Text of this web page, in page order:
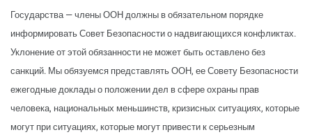
Государства — члены ООН должны в обязательном порядке
информировать Совет Безопасности о надвигающихся конфликтах.
Уклонение от этой обязанности не может быть оставлено без
санкций. Мы обязуемся представлять ООН, ее Совету Безопасности
ежегодные доклады о положении дел в сфере охраны прав
человека, национальных меньшинств, кризисных ситуациях, которые
могут при ситуациях, которые могут привести к серьезным